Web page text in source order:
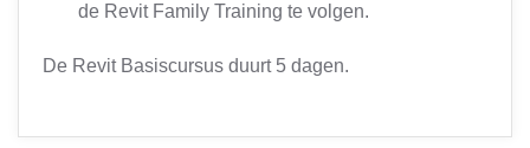
de Revit Family Training te volgen.
De Revit Basiscursus duurt 5 dagen.